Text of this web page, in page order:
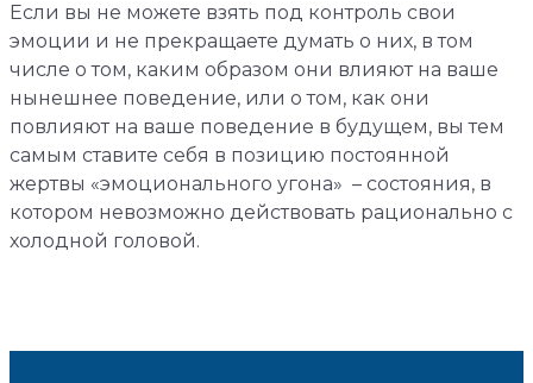
Если вы не можете взять под контроль свои
эмоции и не прекращаете думать о них, в том
числе о том, каким образом они влияют на ваше
нынешнее поведение, или о том, как они
повлияют на ваше поведение в будущем, вы тем
самым ставите себя в позицию постоянной
жертвы «эмоционального угона» – состояния, в
котором невозможно действовать рационально с
холодной головой.